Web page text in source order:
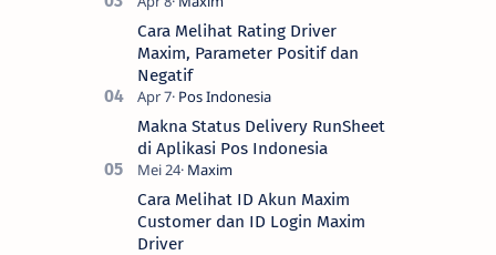
Cara Melihat Rating Driver
Maxim, Parameter Positif dan
Negatif
Makna Status Delivery RunSheet
di Aplikasi Pos Indonesia
Cara Melihat ID Akun Maxim
Customer dan ID Login Maxim
Driver